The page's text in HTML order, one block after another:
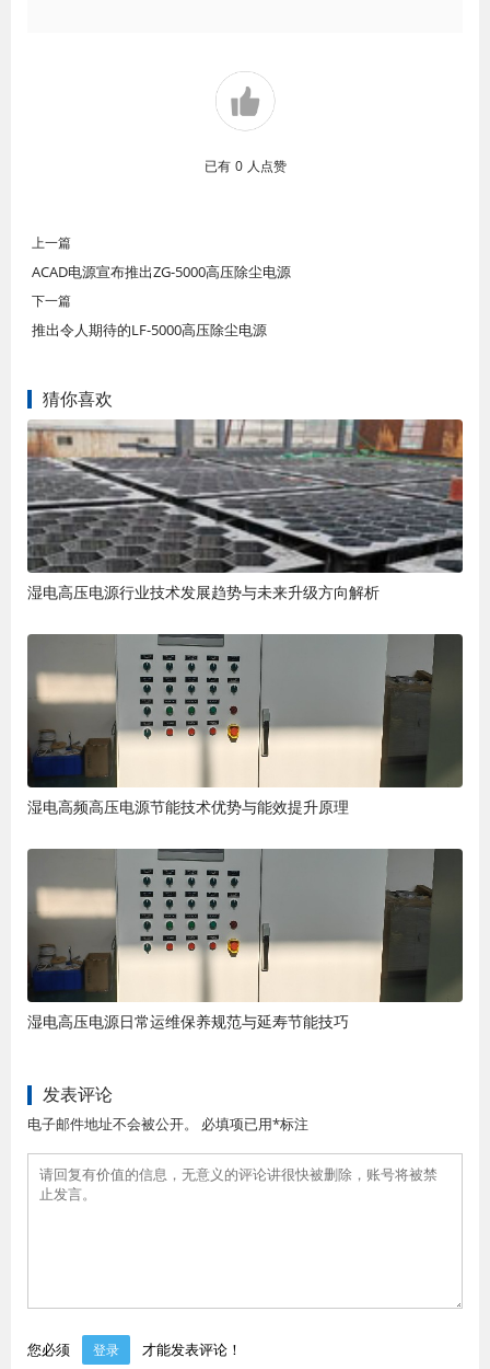
已有 0 人点赞
上一篇
ACAD电源宣布推出ZG-5000高压除尘电源
下一篇
推出令人期待的LF-5000高压除尘电源
猜你喜欢
湿电高压电源行业技术发展趋势与未来升级方向解析
湿电高频高压电源节能技术优势与能效提升原理
湿电高压电源日常运维保养规范与延寿节能技巧
发表评论
电子邮件地址不会被公开。 必填项已用*标注
您必须 登录 才能发表评论！